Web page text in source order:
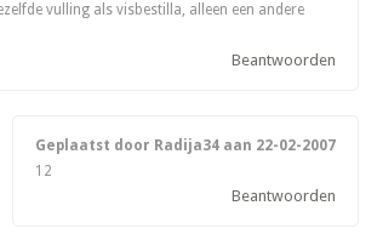
vulling als visbestilla, alleen een andere
Beantwoorden
Geplaatst door Radija34 aan 22-02-2007
12
Beantwoorden